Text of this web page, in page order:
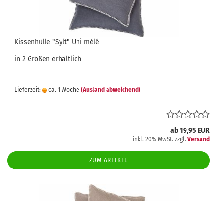
Kissenhülle "Sylt" Uni mélé
in 2 Größen erhältlich
Lieferzeit: ca. 1 Woche (Ausland abweichend)
ab 19,95 EUR
inkl. 20% MwSt. zzgl. Versand
ZUM ARTIKEL